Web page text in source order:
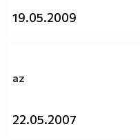
19.05.2009
az
22.05.2007